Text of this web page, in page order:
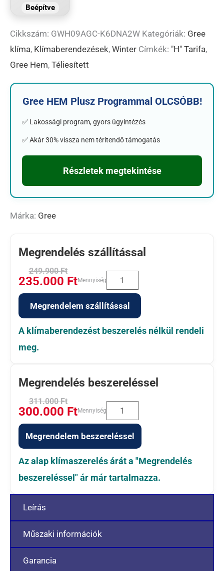
Beépítve
Cikkszám: GWH09AGC-K6DNA2W Kategóriák: Gree
klíma, Klímaberendezések, Winter Címkék: "H" Tarifa,
Gree Hem, Téliesített
Gree HEM Plusz Programmal OLCSÓBB!
✅ Lakossági program, gyors ügyintézés
✅ Akár 30% vissza nem térítendő támogatás
Részletek megtekintése
Márka: Gree
Megrendelés szállítással
249.900Ft
235.000 FtMennyiség
Megrendelem szállítással
A klímaberendezést beszerelés nélkül rendeli
meg.
Megrendelés beszereléssel
311.000Ft
300.000 FtMennyiség
Megrendelem beszereléssel
Az alap klímaszerelés árát a "Megrendelés
beszereléssel" ár már tartalmazza.
Leírás
Műszaki információk
Garancia